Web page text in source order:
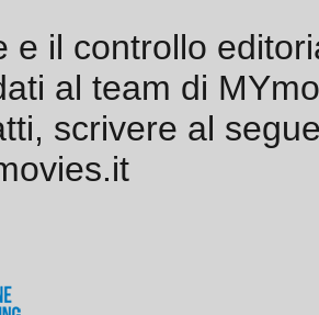
e il controllo
al team di
scrivere al